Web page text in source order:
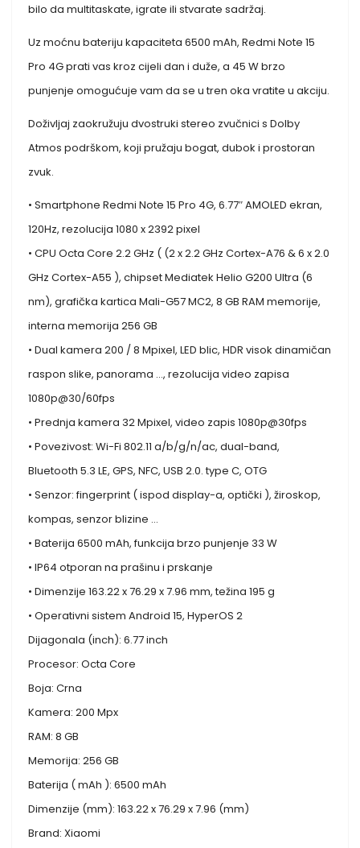
bilo da multitaskate, igrate ili stvarate sadržaj.
Uz moćnu bateriju kapaciteta 6500 mAh, Redmi Note 15
Pro 4G prati vas kroz cijeli dan i duže, a 45 W brzo
punjenje omogućuje vam da se u tren oka vratite u akciju.
Doživljaj zaokružuju dvostruki stereo zvučnici s Dolby
Atmos podrškom, koji pružaju bogat, dubok i prostoran
zvuk.
• Smartphone Redmi Note 15 Pro 4G, 6.77″ AMOLED ekran,
120Hz, rezolucija 1080 x 2392 pixel
• CPU Octa Core 2.2 GHz ( (2 x 2.2 GHz Cortex-A76 & 6 x 2.0
GHz Cortex-A55 ), chipset Mediatek Helio G200 Ultra (6
nm), grafička kartica Mali-G57 MC2, 8 GB RAM memorije,
interna memorija 256 GB
• Dual kamera 200 / 8 Mpixel, LED blic, HDR visok dinamičan
raspon slike, panorama …, rezolucija video zapisa
1080p@30/60fps
• Prednja kamera 32 Mpixel, video zapis 1080p@30fps
• Povezivost: Wi-Fi 802.11 a/b/g/n/ac, dual-band,
Bluetooth 5.3 LE, GPS, NFC, USB 2.0. type C, OTG
• Senzor: fingerprint ( ispod display-a, optički ), žiroskop,
kompas, senzor blizine …
• Baterija 6500 mAh, funkcija brzo punjenje 33 W
• IP64 otporan na prašinu i prskanje
• Dimenzije 163.22 x 76.29 x 7.96 mm, težina 195 g
• Operativni sistem Android 15, HyperOS 2
Dijagonala (inch): 6.77 inch
Procesor: Octa Core
Boja: Crna
Kamera: 200 Mpx
RAM: 8 GB
Memorija: 256 GB
Baterija ( mAh ): 6500 mAh
Dimenzije (mm): 163.22 x 76.29 x 7.96 (mm)
Brand: Xiaomi